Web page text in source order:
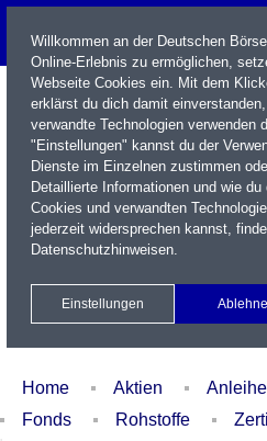
Name / WKN / ISIN / Kürzel
Xetra Realtime
Watchlist
Home Aktien
Fonds
Rohstoffe
Willkommen an der Deutschen
Online-Erlebnis zu ermöglichen,
Webseite Cookies ein. Mit dem
erklärst du dich damit
verwandte Technologien verwenden
"Einstellungen" kannst du der
Dienste im Einzelnen zustimmen
Detaillierte Informationen und wie du
Cookies und verwandten
jederzeit widersprechen kannst,
Datenschutzhinweisen.
Einstellungen